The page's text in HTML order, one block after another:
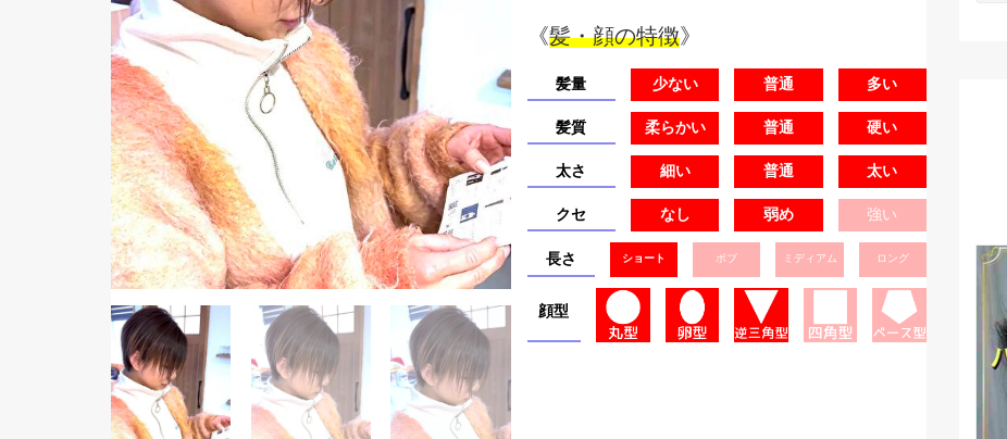
《髪・顔の特徴》
髪量 少ない 普通 多い
髪質 柔らかい 普通 硬い
太さ 細い 普通 太い
クセ なし 弱め 強い
長さ ショート ボブ ミディアム ロング
顔型